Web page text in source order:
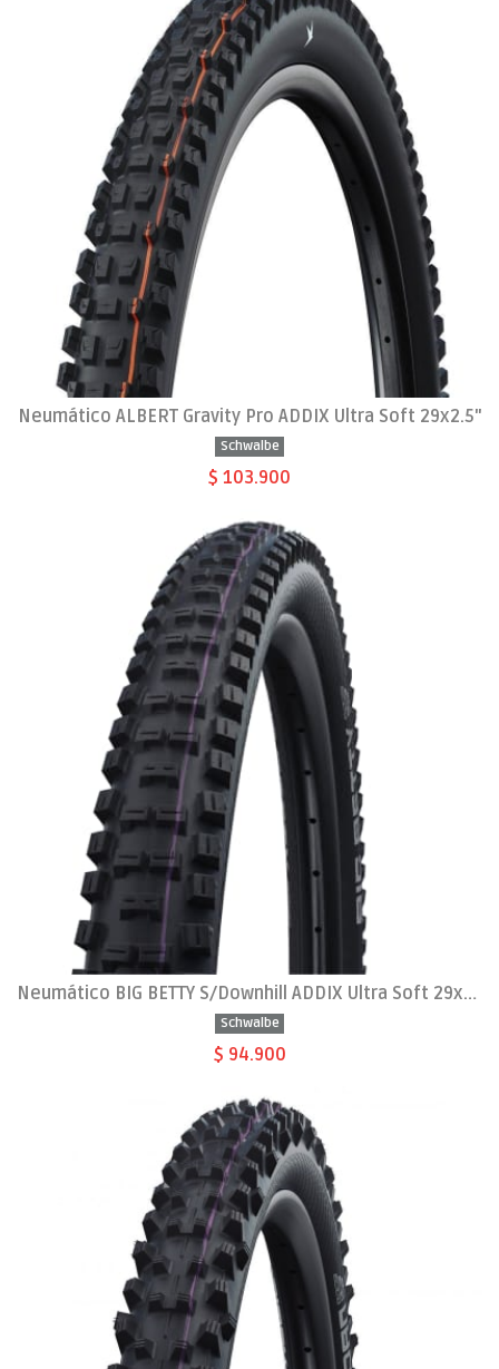
Neumático ALBERT Gravity Pro ADDIX Ultra Soft 29x2.5"
Schwalbe
$ 103.900
Neumático BIG BETTY S/Downhill ADDIX Ultra Soft 29x2.4
Schwalbe
$ 94.900